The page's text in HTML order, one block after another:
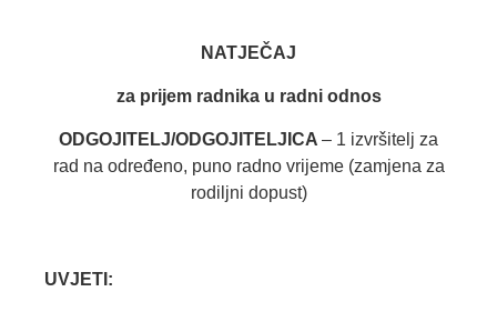
NATJEČAJ
za prijem radnika u radni odnos
ODGOJITELJ/ODGOJITELJICA – 1 izvršitelj za
rad na određeno, puno radno vrijeme (zamjena za
rodiljni dopust)
UVJETI: